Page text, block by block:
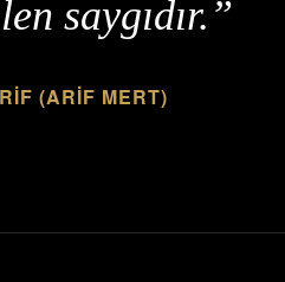
saygıdır.”
(ARİF MERT)